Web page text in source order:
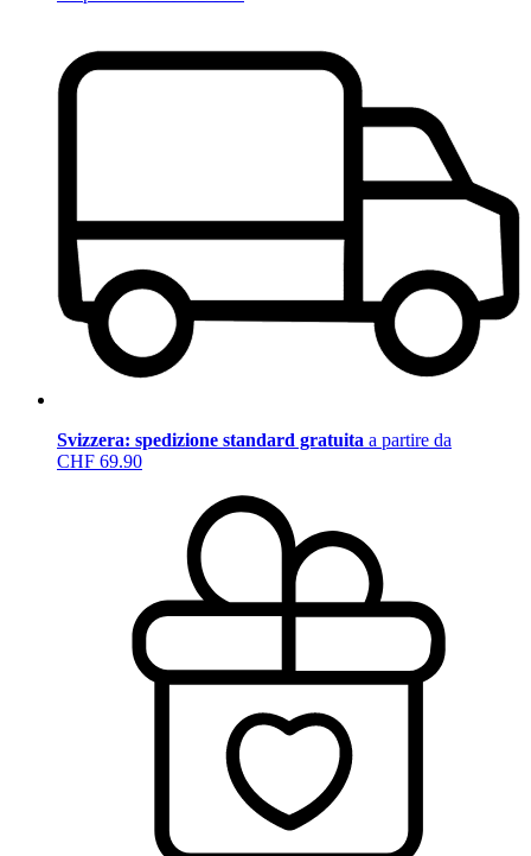
Svizzera: spedizione standard gratuita a partire da
CHF 69.90